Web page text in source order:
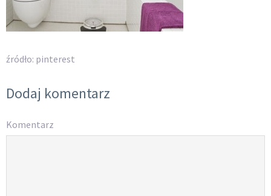
źródło: pinterest
Dodaj komentarz
Komentarz